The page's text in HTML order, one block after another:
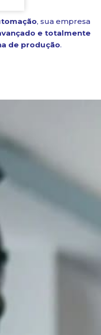
, sua empresa
e totalmente
de produção.